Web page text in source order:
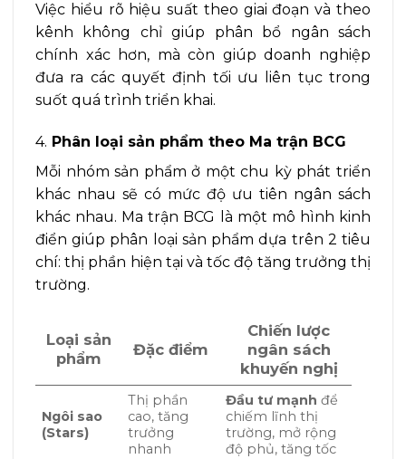
Việc hiểu rõ hiệu suất theo giai đoạn và theo
kênh không chỉ giúp phân bổ ngân sách
chính xác hơn, mà còn giúp doanh nghiệp
đưa ra các quyết định tối ưu liên tục trong
suốt quá trình triển khai.
4. Phân loại sản phẩm theo Ma trận BCG
Mỗi nhóm sản phẩm ở một chu kỳ phát triển
khác nhau sẽ có mức độ ưu tiên ngân sách
khác nhau. Ma trận BCG là một mô hình kinh
điển giúp phân loại sản phẩm dựa trên 2 tiêu
chí: thị phần hiện tại và tốc độ tăng trưởng thị
trường.
Loại sản
phẩm
Đặc điểm
Chiến lược
ngân sách
khuyến nghị
Ngôi sao
(Stars)
Thị phần
cao, tăng
trưởng
nhanh
Đầu tư mạnh để
chiếm lĩnh thị
trường, mở rộng
độ phủ, tăng tốc